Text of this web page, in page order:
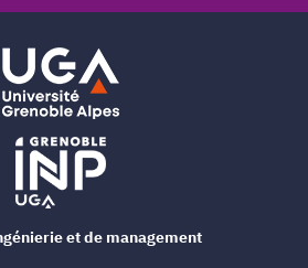
et de management